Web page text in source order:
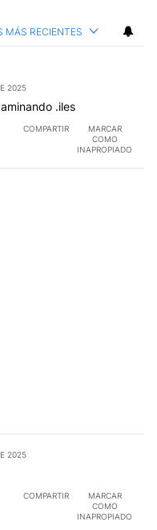
MÁS RECIENTES
2025
.iles
COMPARTIR
MARCAR
COMO
INAPROPIADO
2025
COMPARTIR
MARCAR
COMO
INAPROPIADO